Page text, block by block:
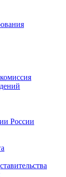
России